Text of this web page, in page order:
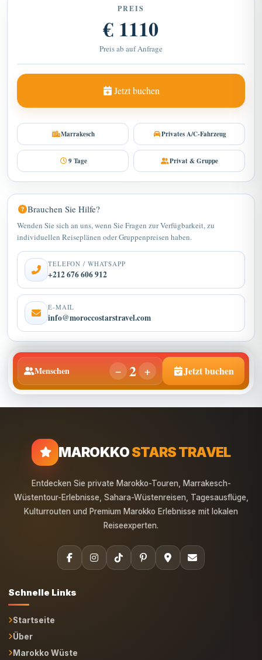
€ 1110
Preis ab auf Anfrage
Jetzt buchen
9 Tage Privat & Gruppe
Brauchen Sie Hilfe?
Wenden Sie sich an uns, wenn Sie Fragen zur Verfügbarkeit, zu
individuellen Reiseplänen oder Gruppenpreisen haben.
TELEFON / WHATSAPP
+212 676 606 912
E-MAIL
info@moroccostarstravel.com
Menschen − 2 + Jetzt buchen
Wüstentour-Erlebnisse, Sahara-Wüstenreisen, Tagesausflüge,
Kulturrouten und Premium Marokko Erlebnisse mit lokalen
Reiseexperten.
Startseite
Über
Marokko Wüste
Marrakech-Reisen